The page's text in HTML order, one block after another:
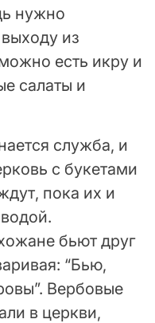
нужно
из
есть икру и
салаты и
служба, и
с букетами
пока их и
бьют друг
“Бью,
Вербовые
в церкви,